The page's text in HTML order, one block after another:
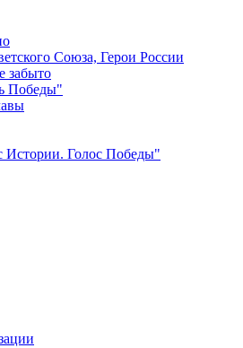
Союза, Герои России
забыто
Победы"
Истории. Голос Победы"